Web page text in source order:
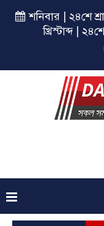
শনিবার | ২৪শে
খ্রিস্টাব্দ |